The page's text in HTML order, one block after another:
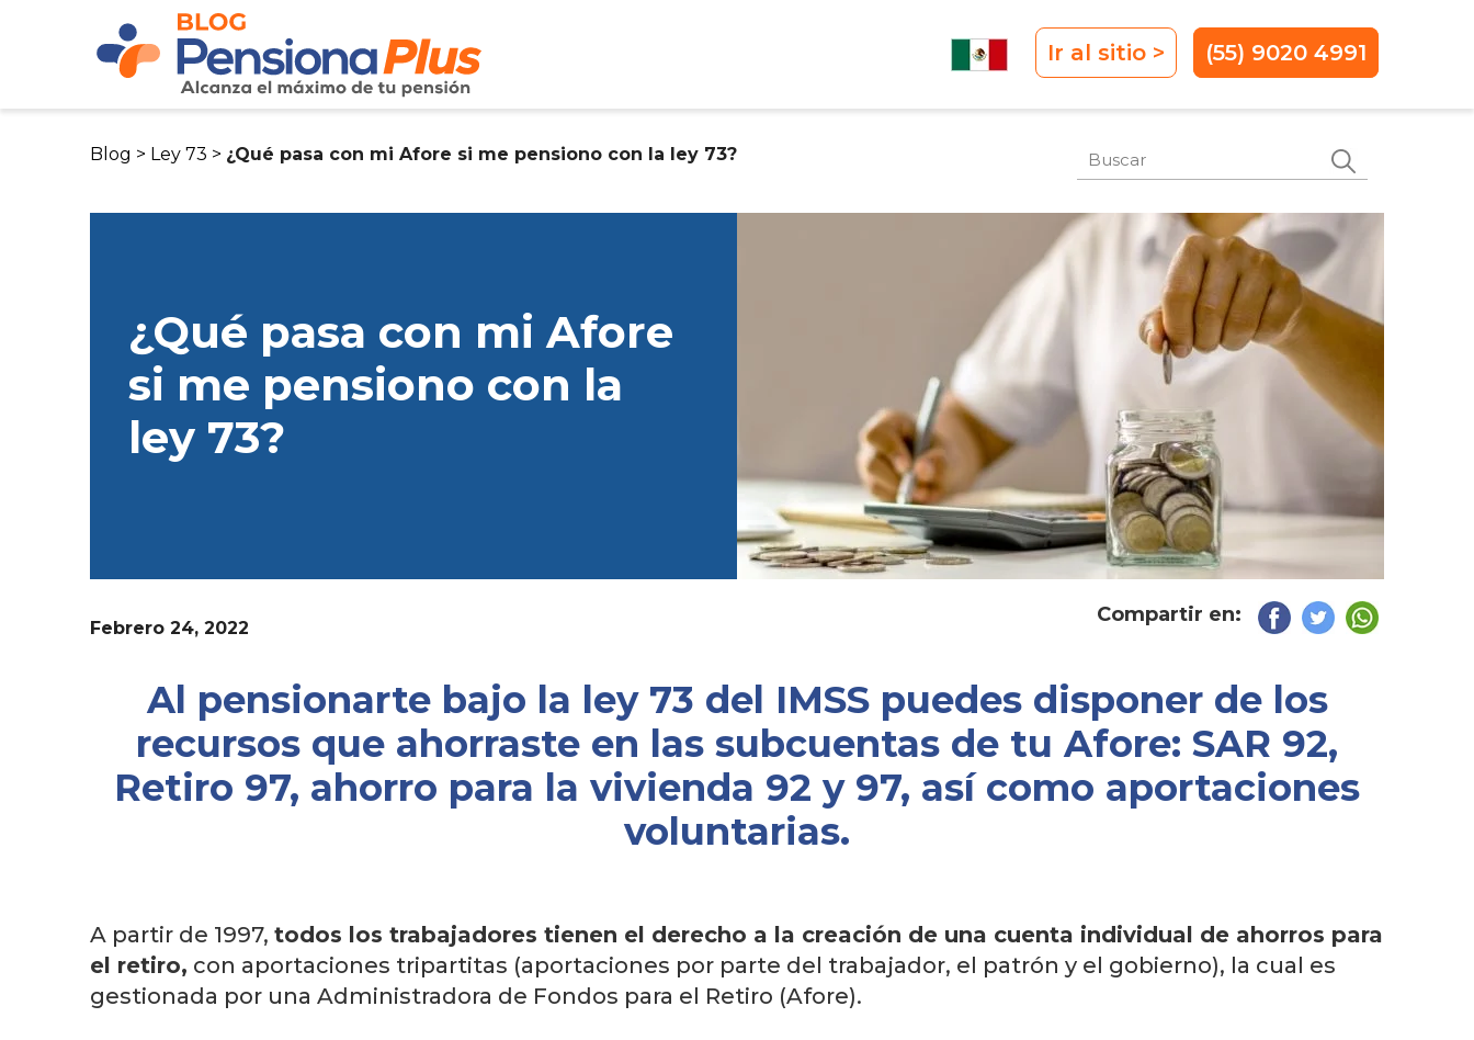
Ir al sitio > (55) 9020 4991
Blog > Ley 73 > ¿Qué pasa con mi Afore si me pensiono con la ley 73? Este es un campo de búsqueda
No hay sugerencias porque el campo de
¿Qué pasa con mi Afore
si me pensiono con la
ley 73?
Febrero 24, 2022
Compartir en:
Al pensionarte bajo la ley 73 del IMSS puedes disponer de los
recursos que ahorraste en las subcuentas de tu Afore: SAR 92,
Retiro 97, ahorro para la vivienda 92 y 97, así como aportaciones
voluntarias.
A partir de 1997, todos los trabajadores tienen el derecho a la creación de una cuenta individual de ahorros para
el retiro, con aportaciones tripartitas (aportaciones por parte del trabajador, el patrón y el gobierno), la cual es
gestionada por una Administradora de Fondos para el Retiro (Afore).